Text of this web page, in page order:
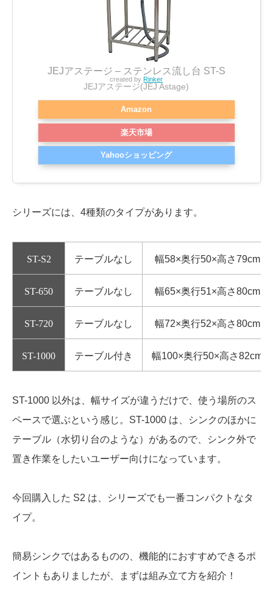
JEJアステージ – ステンレス流し台 ST-S
created by Rinker
JEJアステージ(JEJ Astage)
Amazon
楽天市場
Yahooショッピング
シリーズには、4種類のタイプがあります。
ST-S2 テーブルなし 幅58×奥行50×高さ79cm
ST-650 テーブルなし 幅65×奥行51×高さ80cm
ST-720 テーブルなし 幅72×奥行52×高さ80cm
ST-1000 テーブル付き 幅100×奥行50×高さ82cm
ST-1000 以外は、幅サイズが違うだけで、使う場所のス
ペースで選ぶという感じ。ST-1000 は、シンクのほかに
テーブル（水切り台のような）があるので、シンク外で
置き作業をしたいユーザー向けになっています。
今回購入した S2 は、シリーズでも一番コンパクトなタ
イプ。
簡易シンクではあるものの、機能的におすすめできるポ
イントもありましたが、まずは組み立て方を紹介！